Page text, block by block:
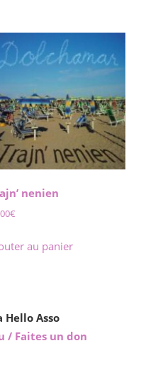
nenien
€
au panier
Hello Asso
/ Faites un don